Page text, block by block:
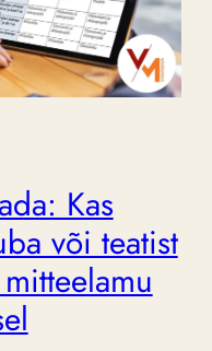
Kas
või teatist